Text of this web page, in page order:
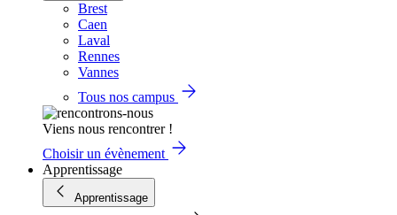
Brest
Caen
Laval
Rennes
Vannes
Tous nos campus
Viens nous rencontrer !
Choisir un évènement
Apprentissage
Apprentissage